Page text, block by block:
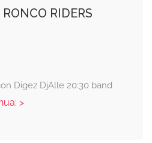
RIDERS
Digez DjAlle 20:30 band
>